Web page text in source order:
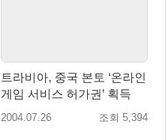
트라비아, 중국 본토 ‘온라인
게임 서비스 허가권’ 획득
2004.07.26 조회 5,394